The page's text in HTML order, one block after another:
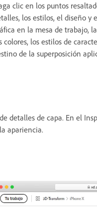
clic en los puntos
los estilos, el diseño y
en la mesa de trabajo,
colores, los estilos de
de la superposición
detalles de capa. En el
apariencia.